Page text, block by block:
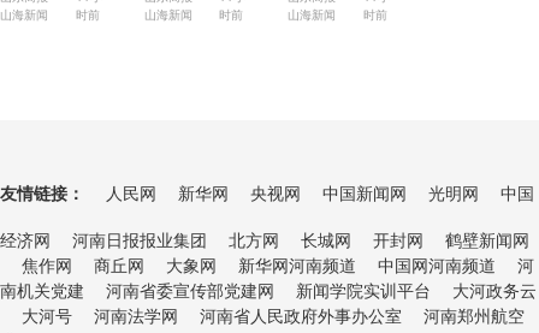
被索赔924
山海新闻
时前
枪手为一名
山海新闻
时前
加征关税
山海新闻
时前
友情链接： 人民网 新华网 央视网 中国新闻网 光明网 中国
经济网 河南日报报业集团 北方网 长城网 开封网
鹤壁新闻网
焦作网
商丘网 大象网 新华网河南频道 中国网河南频道
河
南机关党建
河南省委宣传部党建网 新闻学院实训平台
大河政务云
大河号
河南法学网 河南省人民政府外事办公室
河南郑州航空